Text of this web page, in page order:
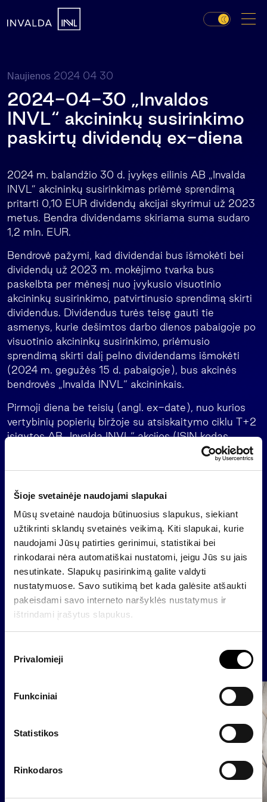
Šioje svetainėje naudojami slapukai
Mūsų svetainė naudoja būtinuosius slapukus, siekiant
užtikrinti sklandų svetainės veikimą. Kiti slapukai, kurie
naudojami Jūsų patirties gerinimui, statistikai bei
rinkodarai nėra automatiškai nustatomi, jeigu Jūs su jais
nesutinkate. Slapukų pasirinkimą galite valdyti
nustatymuose. Savo sutikimą bet kada galėsite atšaukti
pakeisdami savo interneto naršyklės nustatymus ir
ištrindami įrašytus slapukus.
Privalomieji
Funkciniai
Statistikos
Rinkodaros
Naujienos 2024 04 30
2024-04-30 „Invaldos
INVL“ akcininkų susirinkimo
paskirtų dividendų ex-diena
2024 m. balandžio 30 d. įvykęs eilinis AB „Invalda
INVL” akcininkų susirinkimas priėmė sprendimą
pritarti 0,10 EUR dividendų akcijai skyrimui už 2023
metus. Bendra dividendams skiriama suma sudaro
1,2 mln. EUR.
Bendrovė pažymi, kad dividendai bus išmokėti bei
dividendų už 2023 m. mokėjimo tvarka bus
paskelbta per mėnesį nuo įvykusio visuotinio
akcininkų susirinkimo, patvirtinusio sprendimą skirti
dividendus. Dividendus turės teisę gauti tie
asmenys, kurie dešimtos darbo dienos pabaigoje po
visuotinio akcininkų susirinkimo, priėmusio
sprendimą skirti dalį pelno dividendams išmokėti
(2024 m. gegužės 15 d. pabaigoje), bus akcinės
bendrovės „Invalda INVL“ akcininkais.
Pirmoji diena be teisių (angl. ex-date), nuo kurios
vertybinių popierių biržoje su atsiskaitymo ciklu T+2
įsigytos AB „Invalda INVL“ akcijos (ISIN kodas
LT0000102279) nesuteikia teisės gauti dividendų
Pridedama:
Pelno paskirstymas
Asmuo, įgaliotas suteikti papildomą informaciją:
Vyr. finansininkas Raimondas Rajeckas
El. paštas raimondas@invaldainvl
Naujienos